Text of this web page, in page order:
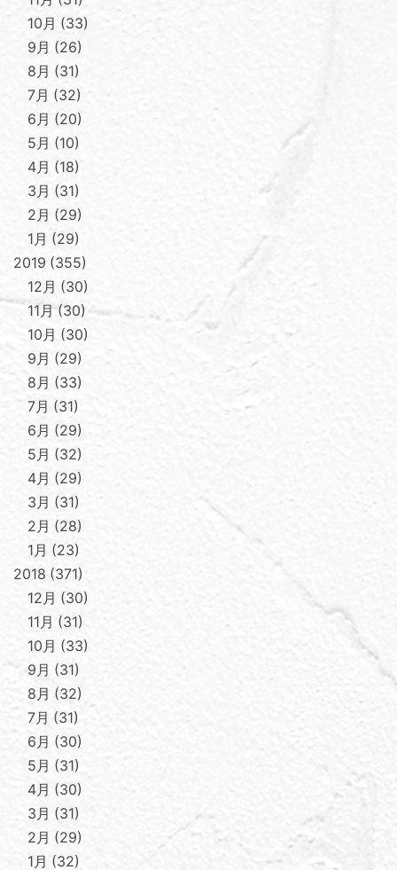
10月
33
9月
26
8月
31
7月
32
6月
20
5月
10
4月
18
3月
31
2月
29
1月
29
2019 355
12月
30
11月 30
10月
30
9月
29
8月
33
7月
31
6月
29
5月
32
4月
29
3月
31
2月
28
1月
23
2018 371
12月
30
11月
31
10月
33
9月
31
8月
32
7月
31
6月
30
5月
31
4月
30
3月
31
2月
29
1月
32